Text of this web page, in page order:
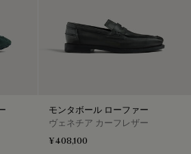
モンタボール ローファー
ヴェネチア カーフレザー
¥408,100